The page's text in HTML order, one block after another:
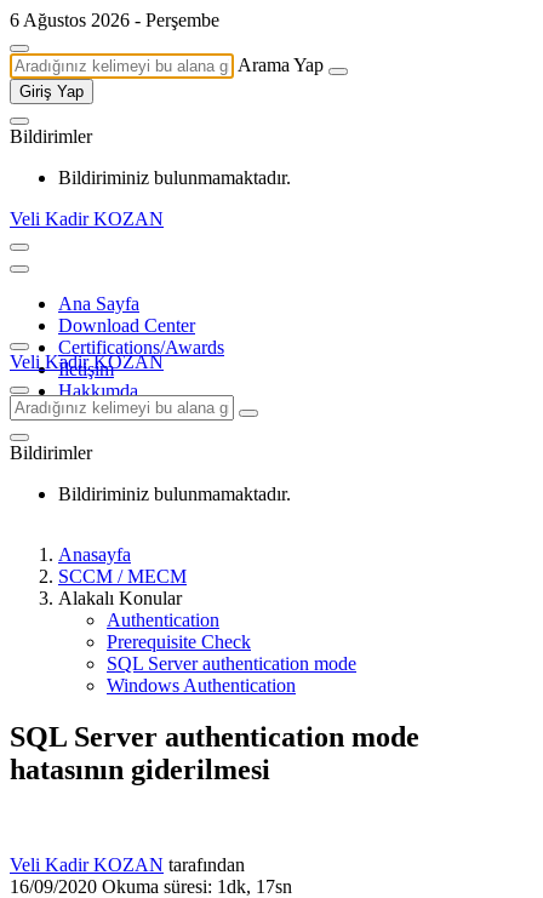
6 Ağustos 2026 - Perşembe
Arama Yap
Giriş Yap
Bildirimler
Bildiriminiz bulunmamaktadır.
Veli Kadir KOZAN
Ana Sayfa
Download Center
Certifications/Awards
İletişim
Hakkımda
Veli Kadir KOZAN
Bildirimler
Bildiriminiz bulunmamaktadır.
Anasayfa
SCCM / MECM
Alakalı Konular
Authentication
Prerequisite Check
SQL Server authentication mode
Windows Authentication
SQL Server authentication mode
hatasının giderilmesi
Veli Kadir KOZAN tarafından
16/09/2020 Okuma süresi: 1dk, 17sn